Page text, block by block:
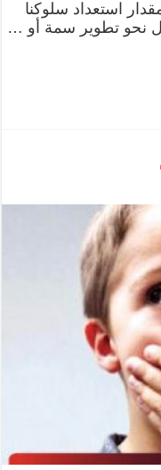
استعداد سلوكنا
نحو تطوير سمة أو …